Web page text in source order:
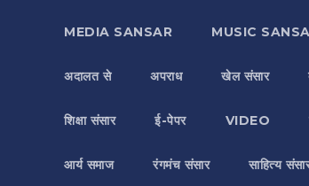
MEDIA SANSAR MUSIC
अदालत से अपराध खेल संसार
शिक्षा संसार ई-पेपर VIDEO
आर्य समाज रंगमंच संसार साहित्य